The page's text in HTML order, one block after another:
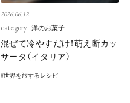
2026.06.12
category 洋のお菓子
混ぜて冷やすだけ！萌え断カッ
サータ（イタリア）
世界を旅するレシピ